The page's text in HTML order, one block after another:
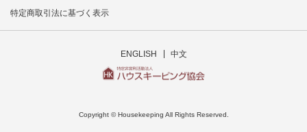
特定商取引法に基づく表示
ENGLISH 中文
Copyright © Housekeeping All Rights Reserved.